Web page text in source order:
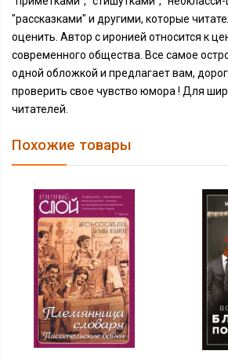
"рассказками" и другими, которые
оценить. Автор с иронией относится к
современного общества. Все самое
одной обложкой и предлагает вам,
проверить свое чувство юмора ! Для
читателей.
Похожие товары